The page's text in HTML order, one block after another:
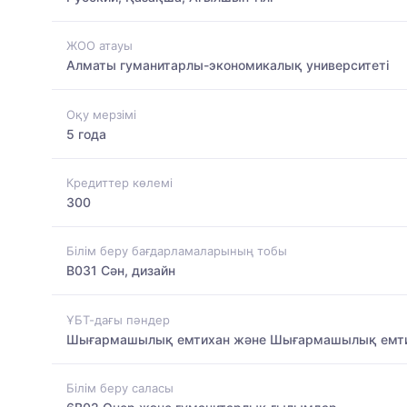
ЖОО атауы
Алматы гуманитарлы-экономикалық университеті
Оқу мерзімі
5 года
Кредиттер көлемі
300
Білім беру бағдарламаларының тобы
B031 Сән, дизайн
ҰБТ-дағы пәндер
Шығармашылық емтихан және Шығармашылық
Білім беру саласы